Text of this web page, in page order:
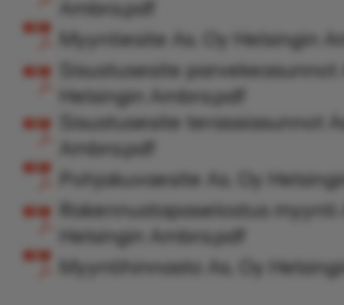
Ambra.pdf
Myyntiesite As. Oy Helsingin
Sisustusesite parvekeasunnot
Helsingin Ambra.pdf
Sisustusesite terassiasunnot
Ambra.pdf
Pohjakuvaesite As. Oy
Rakennustapaselostus myynti
Helsingin Ambra.pdf
Myyntihinnasto As. Oy